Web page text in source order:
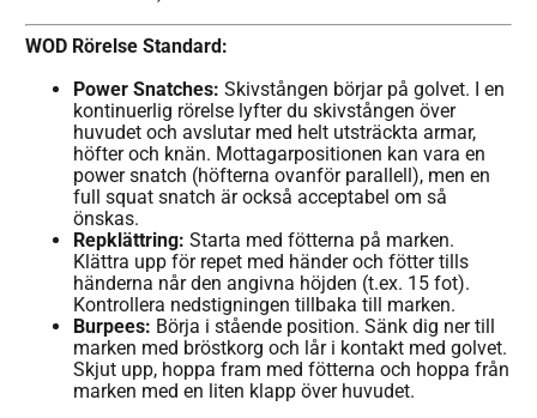
WOD Rörelse Standard:
Power Snatches: Skivstången börjar på golvet. I en
kontinuerlig rörelse lyfter du skivstången över
huvudet och avslutar med helt utsträckta armar,
höfter och knän. Mottagarpositionen kan vara en
power snatch (höfterna ovanför parallell), men en
full squat snatch är också acceptabel om så
önskas.
Repklättring: Starta med fötterna på marken.
Klättra upp för repet med händer och fötter tills
händerna når den angivna höjden (t.ex. 15 fot).
Kontrollera nedstigningen tillbaka till marken.
Burpees: Börja i stående position. Sänk dig ner till
marken med bröstkorg och lår i kontakt med golvet.
Skjut upp, hoppa fram med fötterna och hoppa från
marken med en liten klapp över huvudet.